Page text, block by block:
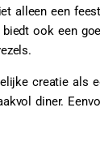
alleen een
ook een
creatie als
diner.